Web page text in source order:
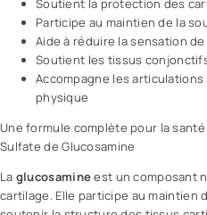
Soutient la protection des
Participe au maintien de la
Aide à réduire la sensation
Soutient les tissus
Accompagne les articulations
physique
Une formule complète pour la
Sulfate de Glucosamine
La glucosamineest un composant
cartilage. Elle participe au maintien